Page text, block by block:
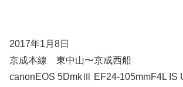
2017年1月8日
京成本線 東中山〜京成西船
canonEOS 5DmkⅢ EF24-105mmF4L IS